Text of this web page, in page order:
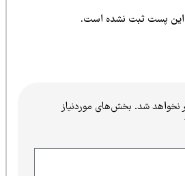
پست ثبت نشده است.
شد.بخش‌های موردنیاز